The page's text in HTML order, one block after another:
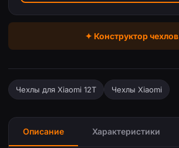
✦ Конструктор чехлов
Чехлы для Xiaomi 12T Чехлы Xiaomi
Описание Характеристики